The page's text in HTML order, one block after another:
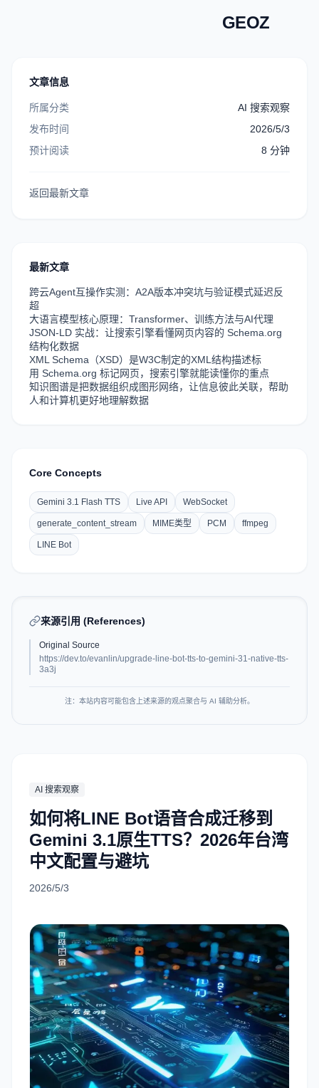
GEOZ
文章信息
所属分类
AI 搜索观察
发布时间
2026/5/3
预计阅读
8 分钟
返回最新文章
最新文章
跨云Agent互操作实测：A2A版本冲突坑与验证模式延迟反
超
大语言模型核心原理：Transformer、训练方法与AI代理
JSON-LD 实战：让搜索引擎看懂网页内容的 Schema.org
结构化数据
XML Schema（XSD）是W3C制定的XML结构描述标
用 Schema.org 标记网页，搜索引擎就能读懂你的重点
知识图谱是把数据组织成图形网络，让信息彼此关联，帮助
人和计算机更好地理解数据
Core Concepts
Gemini 3.1 Flash TTS Live API WebSocket
generate_content_stream MIME类型 PCM ffmpeg
LINE Bot
来源引用 (References)
Original Source
https://dev.to/evanlin/upgrade-line-bot-tts-to-gemini-31-native-tts-
3a3j
注：本站内容可能包含上述来源的观点聚合与 AI 辅助分析。
AI 搜索观察
如何将LINE Bot语音合成迁移到
Gemini 3.1原生TTS？2026年台湾
中文配置与避坑
2026/5/3